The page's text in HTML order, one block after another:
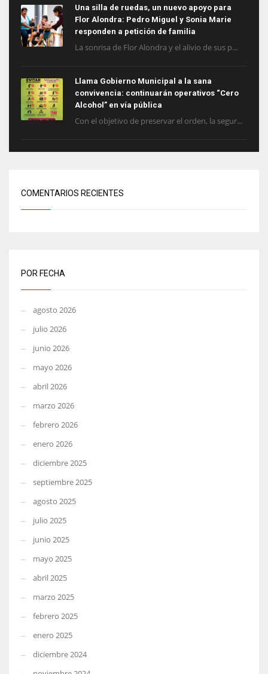
Una silla de ruedas, un nuevo apoyo para
Flor Alondra: Pedro Miguel y Sonia Marie
responden a petición de familia
La sonrisa de Flor Alondra y el alivio de sus p...
Llama Gobierno Municipal a la sana
convivencia: continuarán operativos “Cero
Alcohol” en vía pública
Con el objetivo de preservar el orden, la segur...
COMENTARIOS RECIENTES
POR FECHA
agosto 2026
julio 2026
junio 2026
mayo 2026
abril 2026
marzo 2026
febrero 2026
enero 2026
diciembre 2025
septiembre 2025
agosto 2025
julio 2025
junio 2025
mayo 2025
abril 2025
marzo 2025
febrero 2025
enero 2025
diciembre 2024